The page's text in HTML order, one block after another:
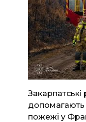
Закарпатські
допомагають
пожежі у